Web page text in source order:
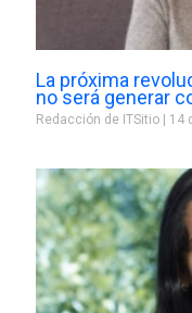
La próxima
no será generar
Redacción de ITSitio 14